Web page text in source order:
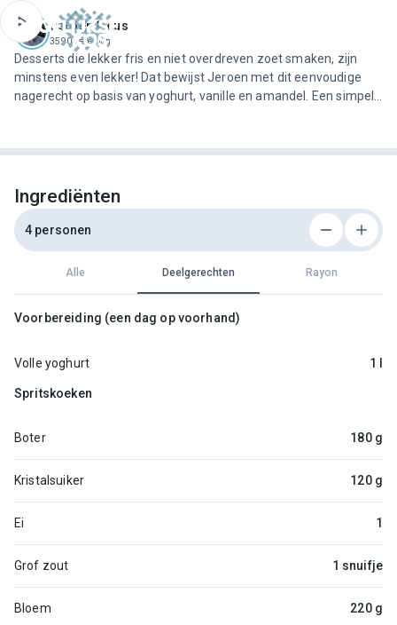
Jeroen Meus
3590 recepten
Desserts die lekker fris en niet overdreven zoet smaken, zijn
minstens even lekker! Dat bewijst Jeroen met dit eenvoudige
nagerecht op basis van yoghurt, vanille en amandel. Een simpele
Ingrediënten
4 personen
Alle Deelgerechten Rayon
Voorbereiding (een dag op voorhand)
Volle yoghurt 1 l
Spritskoeken
Boter 180 g
Kristalsuiker 120 g
Ei 1
Grof zout 1 snuifje
Bloem 220 g